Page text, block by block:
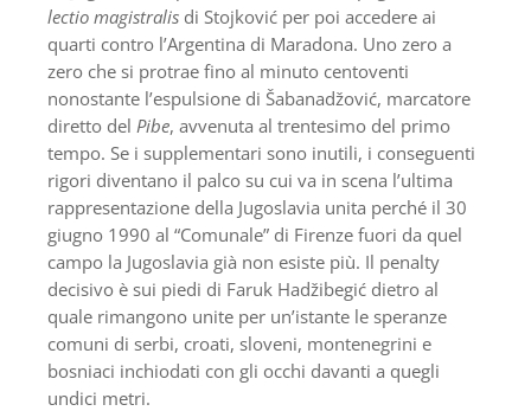
lectio magistralis di Stojković per poi accedere ai
quarti contro l’Argentina di Maradona. Uno zero a
zero che si protrae fino al minuto centoventi
nonostante l’espulsione di Šabanadžović, marcatore
diretto del Pibe, avvenuta al trentesimo del primo
tempo. Se i supplementari sono inutili, i conseguenti
rigori diventano il palco su cui va in scena l’ultima
rappresentazione della Jugoslavia unita perché il 30
giugno 1990 al “Comunale” di Firenze fuori da quel
campo la Jugoslavia già non esiste più. Il penalty
decisivo è sui piedi di Faruk Hadžibegić dietro al
quale rimangono unite per un’istante le speranze
comuni di serbi, croati, sloveni, montenegrini e
bosniaci inchiodati con gli occhi davanti a quegli
undici metri.